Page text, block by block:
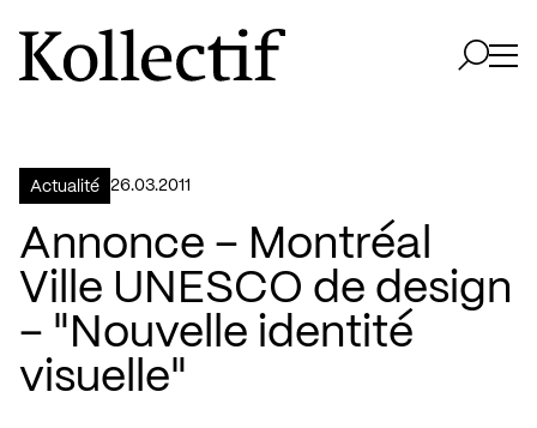
Aller à la page d'accueil
Logo Kollectif
Actualité 26.03.2011
Annonce – Montréal
Ville UNESCO de design
– "Nouvelle identité
visuelle"